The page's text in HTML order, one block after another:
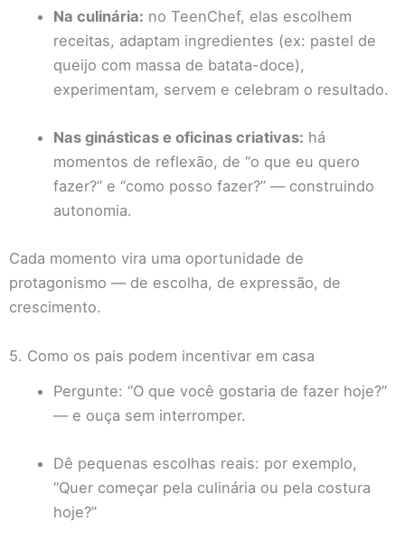
Na culinária: no TeenChef, elas escolhem
receitas, adaptam ingredientes (ex: pastel de
queijo com massa de batata-doce),
experimentam, servem e celebram o resultado.
Nas ginásticas e oficinas criativas: há
momentos de reflexão, de “o que eu quero
fazer?” e “como posso fazer?” — construindo
autonomia.
Cada momento vira uma oportunidade de
protagonismo — de escolha, de expressão, de
crescimento.
5. Como os pais podem incentivar em casa
Pergunte: “O que você gostaria de fazer hoje?”
— e ouça sem interromper.
Dê pequenas escolhas reais: por exemplo,
“Quer começar pela culinária ou pela costura
hoje?”